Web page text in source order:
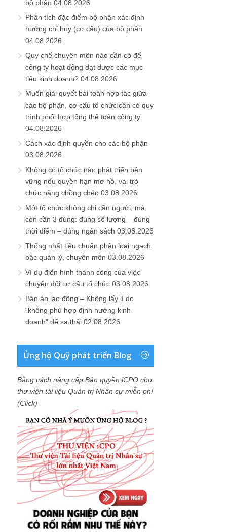
bộ phận 04.08.2026
Phân tích đặc điểm bộ phận xác định
hướng chỉ huy (cơ cấu) của bộ phận
04.08.2026
Quy chế chuyên môn nào cần có để
công ty hoạt động đạt được các mục
tiêu kinh doanh? 04.08.2026
Muốn giải quyết bài toán hợp tác giữa
các bộ phận, cơ cấu tổ chức cần có quy
trình phối hợp tổng thể toàn công ty
04.08.2026
Cách xác định quyền cho các bộ phận
03.08.2026
Không có tổ chức nào phát triển bền
vững nếu quyền hạn mơ hồ, vai trò
chức năng chồng chéo 03.08.2026
Một tổ chức không chỉ cần người, mà
còn cần 3 đúng: đúng số lượng – đúng
thời điểm – đúng ngân sách 03.08.2026
Thống nhất tiêu chuẩn phân loại ngạch
bậc quản lý, chuyên môn 03.08.2026
Ví dụ điển hình thành công của việc
chuyển đổi cơ cấu tổ chức 03.08.2026
Bản án lao động – Không lấy lí do
“không phù hợp định hướng kinh
doanh” để sa thải 02.08.2026
Ủng hộ Quỹ phát triển Blog
Bằng cách nâng cấp Bản quyền iCPO cho
thư viện tài liệu Quản trị Nhân sự miễn phí
(Click)